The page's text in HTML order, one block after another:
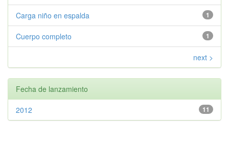
1
Carga niño en espalda
1
Cuerpo completo
next >
Fecha de lanzamiento
11
2012